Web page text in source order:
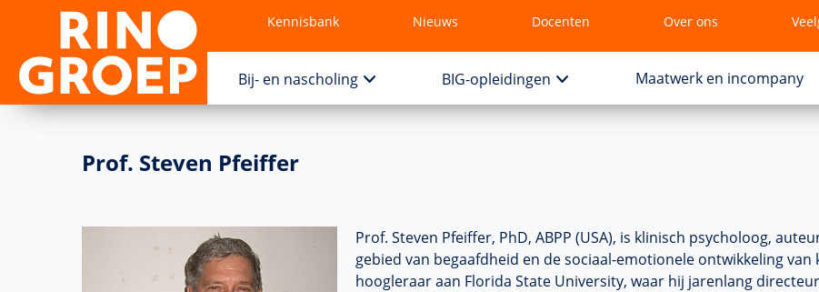
Kennisbank Nieuws Docenten Over ons
Bij- en nascholing BIG-opleidingen Maatwerk en incompany
Prof. Steven Pfeiffer
Prof. Steven Pfeiffer, PhD, ABPP (USA), is klinisch psycholoog,
gebied van begaafdheid en de sociaal-emotionele ontwikkeling
hoogleraar aan Florida State University, waar hij jarenlang